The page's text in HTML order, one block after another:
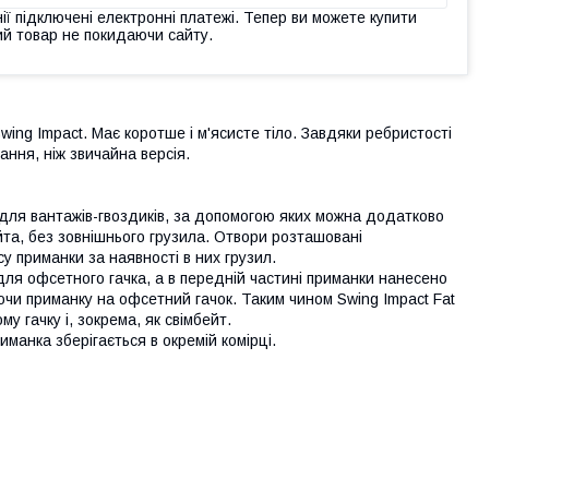
підключені електронні платежі. Тепер ви можете купити
товар не покидаючи сайту.
Impact. Має коротше і м'ясисте тіло. Завдяки ребристості
ніж звичайна версія.
вантажів-гвоздиків, за допомогою яких можна додатково
без зовнішнього грузила. Отвори розташовані
за наявності в них грузил.
офсетного гачка, а в передній частині приманки нанесено
приманку на офсетний гачок. Таким чином Swing Impact Fat
гачку і, зокрема, як свімбейт.
зберігається в окремій комірці.